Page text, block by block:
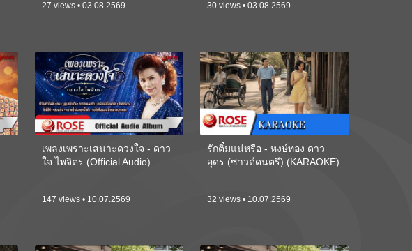
27 views • 03.08.2569 30 views • 03.08.2569
เพลงเพราะเสนาะดวงใจ - ดาว
ใจ ไพจิตร (Official Audio)
147 views • 10.07.2569
รักติ๋มแน่หรือ - หงษ์ทอง ดาว
อุดร (ซาวด์ดนตรี) (KARAOKE)
32 views • 10.07.2569